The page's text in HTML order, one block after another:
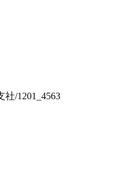
/1201_4563